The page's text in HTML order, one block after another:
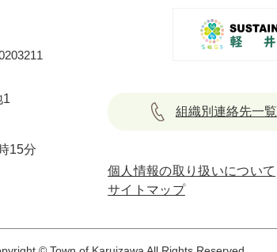
1
15分
組織別連絡先一覧
個人情報の取り扱いについて
サイトマップ